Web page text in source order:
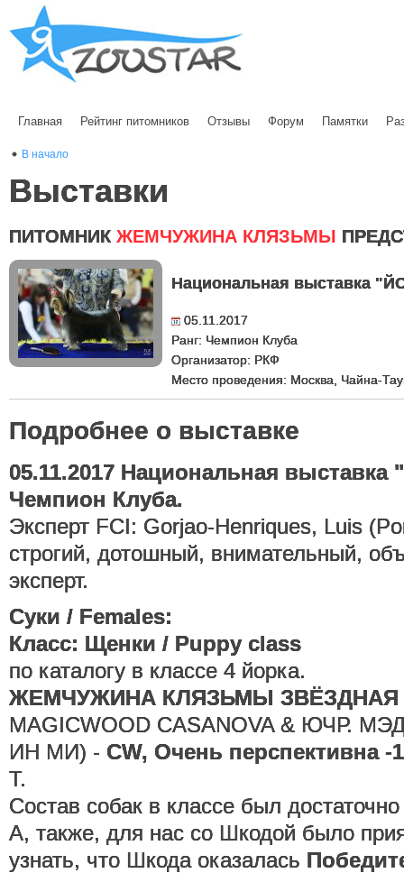
Главная Рейтинг питомников Отзывы Форум Памятки
В начало
Выставки
ПИТОМНИК ЖЕМЧУЖИНА КЛЯЗЬМЫ
Национальная выставка
05.11.2017
Ранг: Чемпион Клуба
Организатор: РКФ
Место проведения: Москва, Чайна-
Подробнее о выставке
05.11.2017 Национальная
Чемпион Клуба.
Эксперт FCI: Gorjao-Henriques, Luis
строгий, дотошный, внимательный,
эксперт.
Суки / Females:
Класс: Щенки / Puppy class
по каталогу в классе 4 йорка.
ЖЕМЧУЖИНА КЛЯЗЬМЫ ЗВЁЗДНАЯ
MAGICWOOD CASANOVA & ЮЧР.
ИН МИ) - CW, Очень перспективна -
Т.
Состав собак в классе был
А, также, для нас со Шкодой было
узнать, что Шкода оказалась